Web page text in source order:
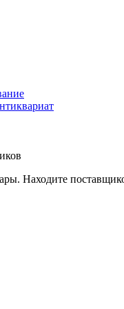
Находите